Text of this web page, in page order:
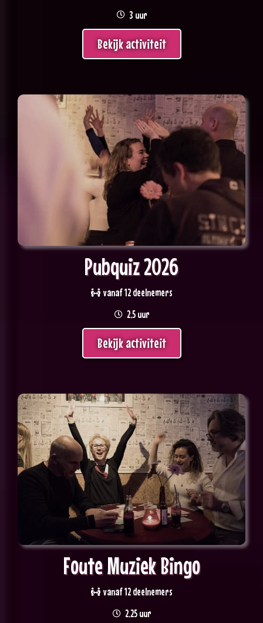
3 uur
Bekijk activiteit
Pubquiz 2026
vanaf 12 deelnemers
2,5 uur
Bekijk activiteit
Foute Muziek Bingo
vanaf 12 deelnemers
2,25 uur